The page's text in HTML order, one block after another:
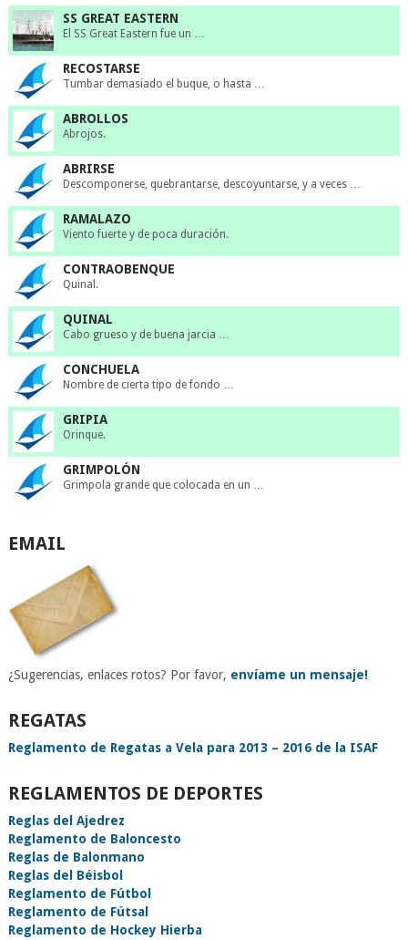
SS GREAT EASTERN
El SS Great Eastern fue un …
RECOSTARSE
Tumbar demasiado el buque, o hasta …
ABROLLOS
Abrojos.
ABRIRSE
Descomponerse, quebrantarse, descoyuntarse, y a veces …
RAMALAZO
Viento fuerte y de poca duración.
CONTRAOBENQUE
Quinal.
QUINAL
Cabo grueso y de buena jarcia …
CONCHUELA
Nombre de cierta tipo de fondo …
GRIPIA
Orinque.
GRIMPOLÓN
Grimpola grande que colocada en un …
EMAIL
¿Sugerencias, enlaces rotos? Por favor, envíame un mensaje!
REGATAS
Reglamento de Regatas a Vela para 2013 – 2016 de la ISAF
REGLAMENTOS DE DEPORTES
Reglas del Ajedrez
Reglamento de Baloncesto
Reglas de Balonmano
Reglas del Béisbol
Reglamento de Fútbol
Reglamento de Fútsal
Reglamento de Hockey Hierba